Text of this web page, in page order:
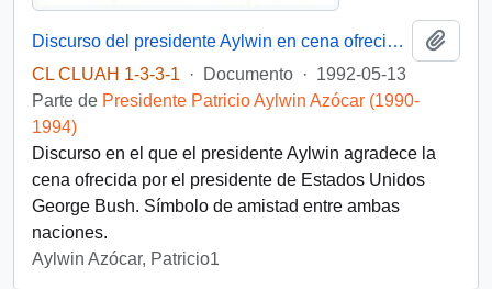
Discurso del presidente Aylwin en cena ofrecida por el presidente de Estados Unidos, D. George Bush
CL CLUAH 1-3-3-1
· Documento · 1992-05-13
Parte de Presidente Patricio Aylwin Azócar (1990-
1994)
Discurso en el que el presidente Aylwin agradece la
cena ofrecida por el presidente de Estados Unidos
George Bush. Símbolo de amistad entre ambas
naciones.
Aylwin Azócar, Patricio1